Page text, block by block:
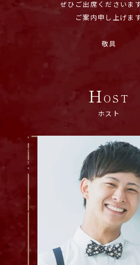
ぜひご出席くださいま
ご案内申し上げま
HOST
ホスト